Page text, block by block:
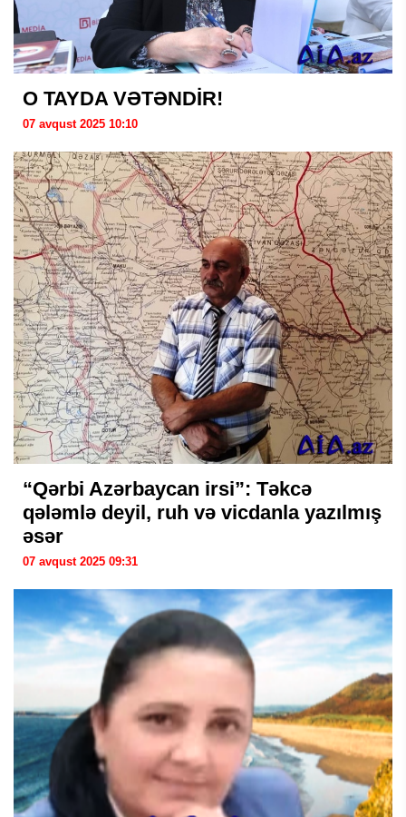
O TAYDA VƏTƏNDİR!
07 avqust 2025 10:10
“Qərbi Azərbaycan irsi”: Təkcə
qələmlə deyil, ruh və vicdanla yazılmış
əsər
07 avqust 2025 09:31